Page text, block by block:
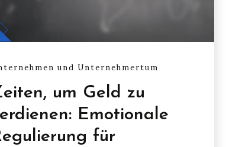
und Unternehmertum
um Geld zu
Emotionale
für